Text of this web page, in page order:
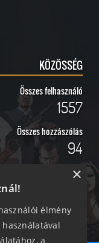
KÖZÖSSÉG
Összes felhasználó
1557
Összes hozzászólás
94
Kövess Minket!
élmény
a
×